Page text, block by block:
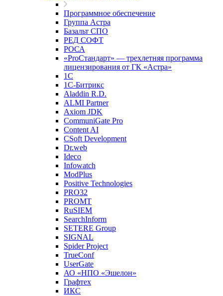
Программное обеспечение
Группа Астра
Базальт СПО
РЕД СОФТ
РОСА
«ProСтандарт» — трехлетняя программа
лицензирования от ГК «Астра»
1С
1С-Битрикc
Aladdin R.D.
ALMI Partner
Axiom JDK
CommuniGate Pro
Content AI
CSoft Development
Dr.web
Ideco
Infowatch
ModPlus
Positive Technologies
PRO32
PROMT
RuSIEM
SearchInform
SETERE Group
SIGNAL
Spider Project
TrueConf
UserGate
АО «НПО «Эшелон»
Графтех
ИКС